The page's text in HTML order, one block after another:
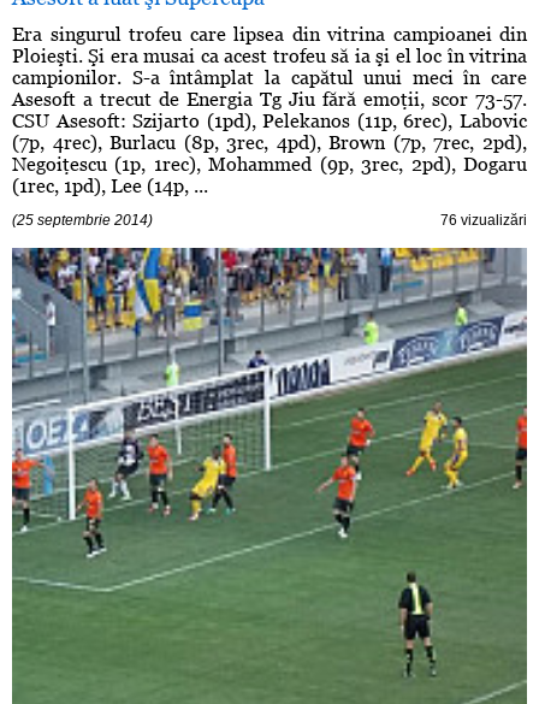
Era singurul trofeu care lipsea din vitrina campioanei din
Ploieşti. Şi era musai ca acest trofeu să ia şi el loc în vitrina
campionilor. S-a întâmplat la capătul unui meci în care
Asesoft a trecut de Energia Tg Jiu fără emoţii, scor 73-57.
CSU Asesoft: Szijarto (1pd), Pelekanos (11p, 6rec), Labovic
(7p, 4rec), Burlacu (8p, 3rec, 4pd), Brown (7p, 7rec, 2pd),
Negoiţescu (1p, 1rec), Mohammed (9p, 3rec, 2pd), Dogaru
(1rec, 1pd), Lee (14p, ...
(25 septembrie 2014) 76 vizualizări